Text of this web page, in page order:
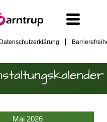
Datenschutzerklärung
Mai 2026